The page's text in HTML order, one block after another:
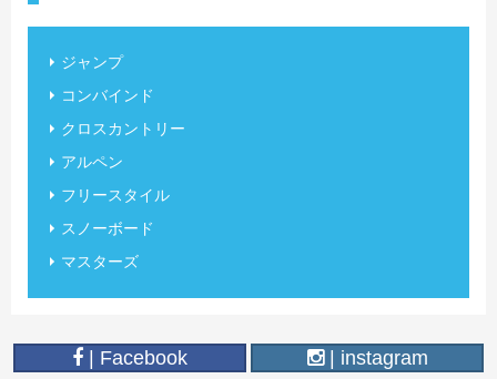
ジャンプ
コンバインド
クロスカントリー
アルペン
フリースタイル
スノーボード
マスターズ
| Facebook | instagram